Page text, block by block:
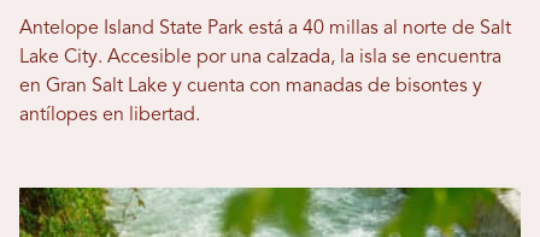
Antelope Island State Park está a 40 millas al norte de Salt
Lake City. Accesible por una calzada, la isla se encuentra
en Gran Salt Lake y cuenta con manadas de bisontes y
antílopes en libertad.